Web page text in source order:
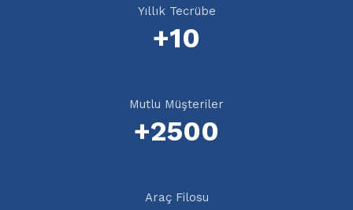
Yıllık Tecrübe
+10
Mutlu Müşteriler
+2500
Araç Filosu